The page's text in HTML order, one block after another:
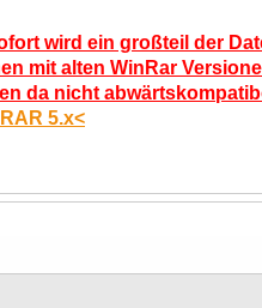
wird ein großteil der
mit alten WinRar
da nicht
5.x<